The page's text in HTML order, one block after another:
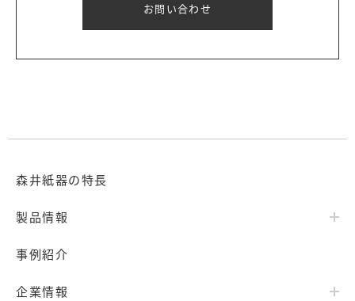
お問い合わせ
森井紙器の特長
製品情報
事例紹介
企業情報